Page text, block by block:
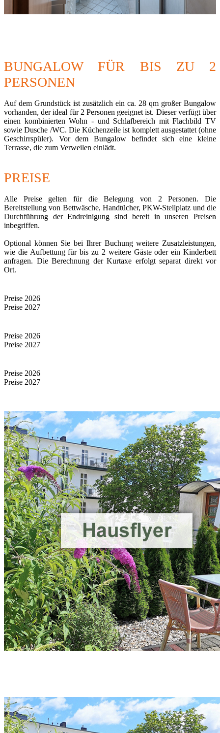
BUNGALOW FÜR BIS ZU 2
PERSONEN
Auf dem Grundstück ist zusätzlich ein ca. 28 qm großer Bungalow
vorhanden, der ideal für 2 Personen geeignet ist. Dieser verfügt über
einen kombinierten Wohn - und Schlafbereich mit Flachbild TV
sowie Dusche /WC. Die Küchenzeile ist komplett ausgestattet (ohne
Geschirrspüler). Vor dem Bungalow befindet sich eine kleine
Terrasse, die zum Verweilen einlädt.
PREISE
Alle Preise gelten für die Belegung von 2 Personen. Die
Bereitstellung von Bettwäsche, Handtücher, PKW-Stellplatz und die
Durchführung der Endreinigung sind bereit in unseren Preisen
inbegriffen.
Optional können Sie bei Ihrer Buchung weitere Zusatzleistungen,
wie die Aufbettung für bis zu 2 weitere Gäste oder ein Kinderbett
anfragen. Die Berechnung der Kurtaxe erfolgt separat direkt vor
Ort.
Preise 2026
Preise 2027
Preise 2026
Preise 2027
Preise 2026
Preise 2027